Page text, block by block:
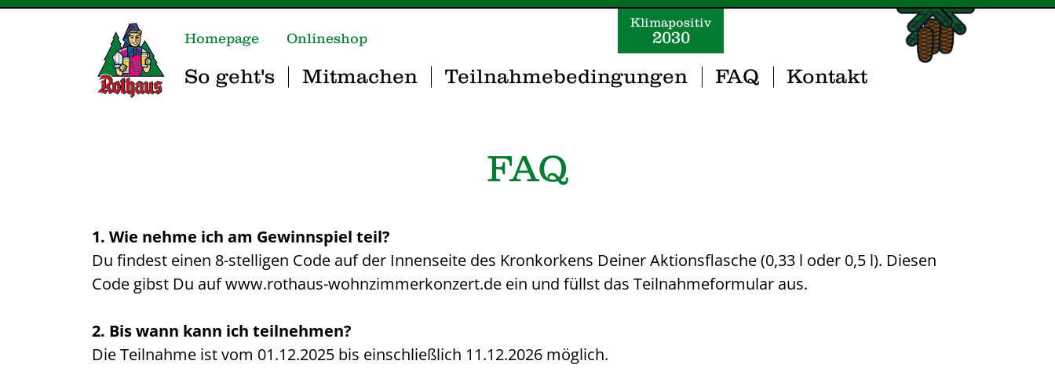
Homepage Onlineshop
So geht's Mitmachen Teilnahmebedingungen FAQ Kontakt
Klimapositiv
2030
FAQ
1. Wie nehme ich am Gewinnspiel teil?
Du findest einen 8-stelligen Code auf der Innenseite des Kronkorkens Deiner Aktionsflasche (0,33 l oder 0,5 l). Diesen
Code gibst Du auf www.rothaus-wohnzimmerkonzert.de ein und füllst das Teilnahmeformular aus.
2. Bis wann kann ich teilnehmen?
Die Teilnahme ist vom 01.12.2025 bis einschließlich 11.12.2026 möglich.